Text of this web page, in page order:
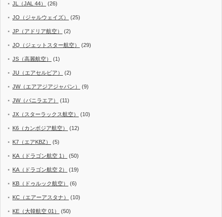
JL（JAL 44） (26)
JO（ジャルウェイズ） (25)
JP（アドリア航空） (2)
JQ（ジェットスター航空） (29)
JS（高麗航空） (1)
JU（エアセルビア） (2)
JW（エアアジアジャパン） (9)
JW（バニラエア） (11)
JX（スターラックス航空） (10)
K6（カンボジア航空） (12)
K7（エアKBZ） (5)
KA（ドラゴン航空 1） (50)
KA（ドラゴン航空 2） (19)
KB（ドゥルック航空） (6)
KC（エアーアスタナ） (10)
KE（大韓航空 01） (50)